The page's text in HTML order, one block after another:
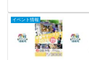
イベント情報